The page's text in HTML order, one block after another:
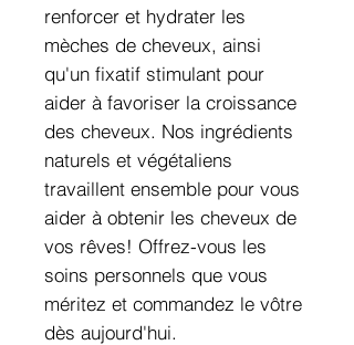
renforcer et hydrater les
mèches de cheveux, ainsi
qu'un fixatif stimulant pour
aider à favoriser la croissance
des cheveux. Nos ingrédients
naturels et végétaliens
travaillent ensemble pour vous
aider à obtenir les cheveux de
vos rêves! Offrez-vous les
soins personnels que vous
méritez et commandez le vôtre
dès aujourd'hui.